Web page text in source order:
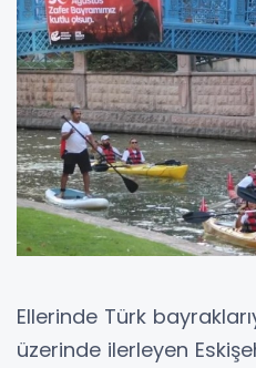
Ellerinde Türk
üzerinde ilerleyen